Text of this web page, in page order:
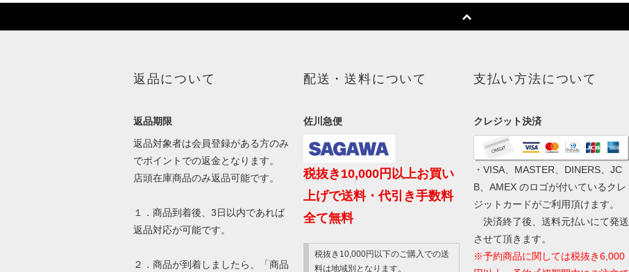
返品について
返品期限
返品対象者は会員登録がある方のみ
でポイントでの返金となります。
店頭在庫商品のみ返品可能です。
１．商品到着後、3日以内であれば
返品対応が可能です。
２．商品が到着しましたら、「商品
配送・送料について
佐川急便
税抜き10,000円以上お買い
上げで送料・代引き手数料
全て無料
税抜き10,000円以下のご購入での送
料は地域別となります。
支払い方法について
クレジット決済
・VISA、MASTER、DINERS、JC
B、AMEX のロゴが付いているクレ
ジットカードがご利用頂けます。
決済終了後、送料元払いにて発送
させて頂きます。
※予約商品に関しては税抜き6,000